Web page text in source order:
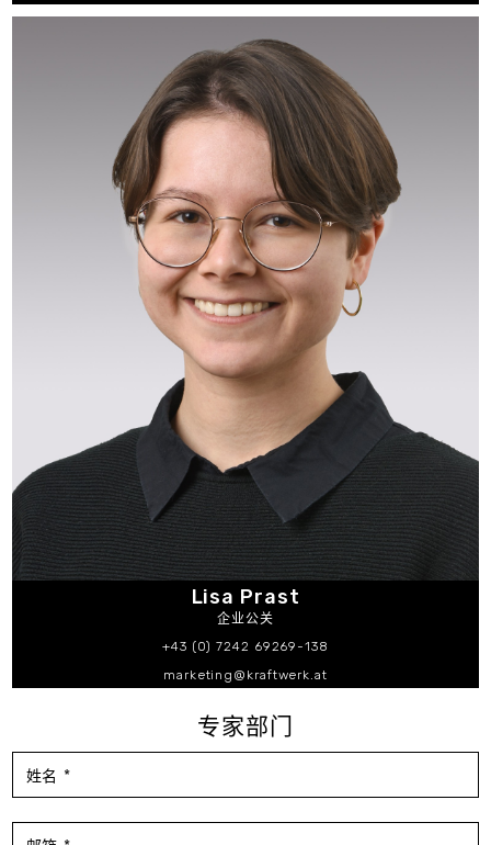
Lisa Prast
企业公关
+43 (0) 7242 69269-138
marketing@kraftwerk.at
专家部门
姓名 *